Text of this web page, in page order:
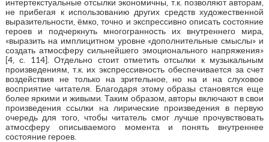
интертекстуальные отсылки экономичны, т.к. позволяют авторам,
не прибегая к использованию других средств художественной
выразительности, ёмко, точно и экспрессивно описать состояние
героев и подчеркнуть многогранность их внутреннего мира,
«выразить на имплицитном уровне «дополнительные смыслы» и
создать атмосферу сильнейшего эмоционального напряжения»
[4, с. 114]. Отдельно стоит отметить отсылки к музыкальным
произведениям, т.к. их экспрессивность обеспечивается за счет
воздействия не только на зрительное, но на и на слуховое
восприятие читателя. Благодаря этому образы становятся еще
более яркими и живыми. Таким образом, авторы включают в свои
произведения ссылки на лирические произведения в первую
очередь для того, чтобы читатель смог лучше прочувствовать
атмосферу описываемого момента и понять внутреннее
состояние героев.